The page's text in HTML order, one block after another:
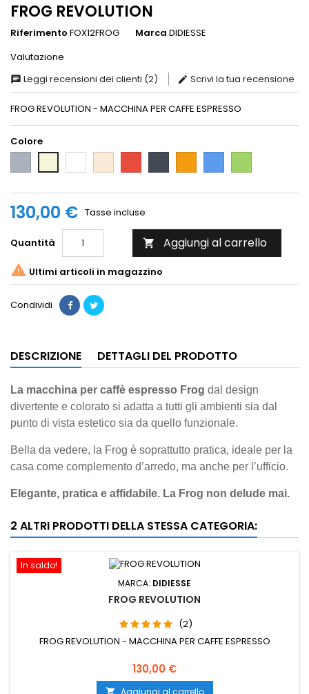
FROG REVOLUTION
Riferimento FOX12FROG Marca DIDIESSE
Valutazione
Leggi recensioni dei clienti (2)
Scrivi la tua recensione
FROG REVOLUTION - MACCHINA PER CAFFE ESPRESSO
Colore
130,00 € Tasse incluse
Quantità  Aggiungi al carrello
 Ultimi articoli in magazzino
Condividi
DESCRIZIONE DETTAGLI DEL PRODOTTO
La macchina per caffè espresso Frog dal design
divertente e colorato si adatta a tutti gli ambienti sia dal
punto di vista estetico sia da quello funzionale.
Bella da vedere, la Frog è soprattutto pratica, ideale per la
casa come complemento d’arredo, ma anche per l’ufficio.
Elegante, pratica e affidabile. La Frog non delude mai.
2 ALTRI PRODOTTI DELLA STESSA CATEGORIA:
In saldo!
MARCA: DIDIESSE
FROG REVOLUTION
(2)
FROG REVOLUTION - MACCHINA PER CAFFE ESPRESSO
Prezzo
130,00 €
